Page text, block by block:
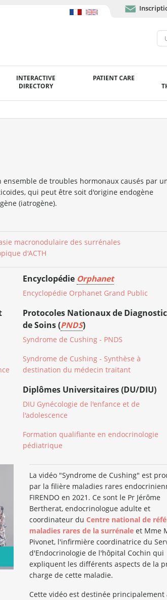
INTERACTIVE
DIRECTORY
PATIENT CARE
ensemble de troubles hormonaux causés par
qui peut être soit d'origine endogène
(iatrogène).
macronodulaire des surrénales
d'ACTH
Encyclopédie Orphanet
Encyclopédie Orphanet Grand Public
Protocoles Nationaux de
de Soins (PNDS)
Syndrome de Cushing - PNDS
Syndrome de Cushing - Synthèse à
destination du médecin traitant
Diplômes Universitaires (DU/DIU)
DIU Gynécologie de l'enfance et de
l'adolescence
Formation qualifiante en endocrinologie
pédiatrique
La vidéo "Syndrome de Cushing" est
par la filière maladies rares
FIRENDO en 2021. Ce sont le Pr Jérôme
Bertherat, endocrinologue adulte et
coordinateur du Centre national de
maladies rares de la surrénaleet Mme
Pivonet, l'infirmière coordinatrice du
d'Endocrinologie de l'hôpital Cochin qui
expliquent les différents aspects de la
charge de cette maladie.
Cette vidéo est destinée principalement